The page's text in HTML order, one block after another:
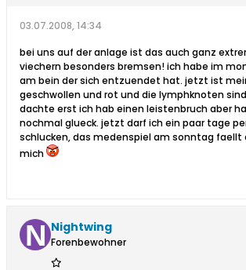
03.07.2008, 14:34
bei uns auf der anlage ist das auch ganz
viechern besonders bremsen! ich habe im
am bein der sich entzuendet hat. jetzt ist
geschwollen und rot und die lymphknoten
dachte erst ich hab einen leistenbruch aber
nochmal glueck. jetzt darf ich ein paar tage
schlucken, das medenspiel am sonntag faellt
mich
Nightwing
Forenbewohner